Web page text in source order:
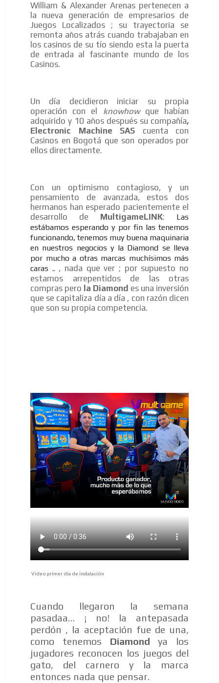
William & Alexander Arenas pertenecen a
la nueva generación de empresarios de
Juegos Localizados ; su trayectoria se
remonta años atrás cuando trabajaban en
los casinos de su tío siendo esta la puerta
de entrada al fascinante mundo de los
Casinos.
Un día decidieron iniciar su propia
operación con el
knowhowque habían
adquirido y 10 años después su compañía,
Electronic Machine SAS cuenta con
Casinos en Bogotá que son operados por
ellos directamente.
Con un optimismo contagioso, y un
pensamiento de avanzada, estos dos
hermanos han esperado pacientemente el
desarrollo de MultigameLINK: Las
estábamos esperando y por fin las tenemos
funcionando, tenemos muy buena maquinaria
en nuestros negocios y la Diamond se lleva
por mucho a otras marcas muchísimos más
caras .., nada que ver ; por supuesto no
estamos arrepentidos de las otras
compras pero la Diamond es una inversión
que se capitaliza día a día , con razón dicen
que son su propia competencia.
Video primer día de instalación
Cuando llegaron la semana
pasadaa… ¡ no! la antepasada
perdón , la aceptación fue de una,
como tenemos Diamondya los
jugadores reconocen los juegos del
gato, del carnero y la marca
entonces nada que pensar.
ADVERTISEMENT
ADVERTISEMENT